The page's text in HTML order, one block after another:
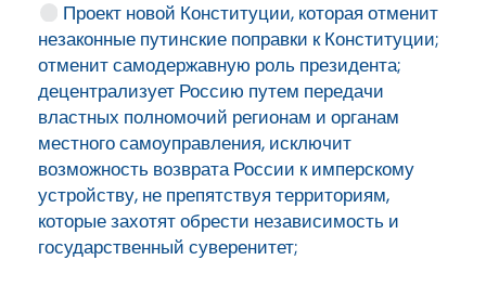
Проект новой Конституции, которая отменит
незаконные путинские поправки к Конституции;
отменит самодержавную роль президента;
децентрализует Россию путем передачи
властных полномочий регионам и органам
местного самоуправления, исключит
возможность возврата России к имперскому
устройству, не препятствуя территориям,
которые захотят обрести независимость и
государственный суверенитет;